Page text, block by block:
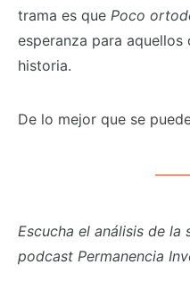
trama es que Poco
esperanza para
historia.
De lo mejor que se
Escucha el análisis de la
podcast Permanencia